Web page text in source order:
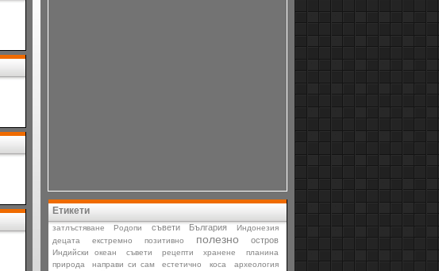
Етикети
затлъстяване Родопи съвети България
Индонезия
децата
екстремно позитивно полезно остров
Индийски океан съвети рецепти хранене
планина
природа
направи си сам естетично коса
археология